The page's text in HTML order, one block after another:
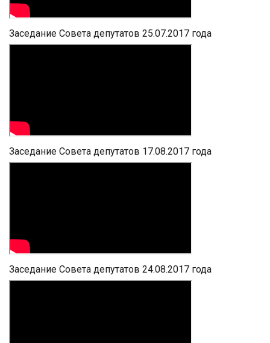
Заседание Совета депутатов 25.07.2017 года
Заседание Совета депутатов 17.08.2017 года
Заседание Совета депутатов 24.08.2017 года